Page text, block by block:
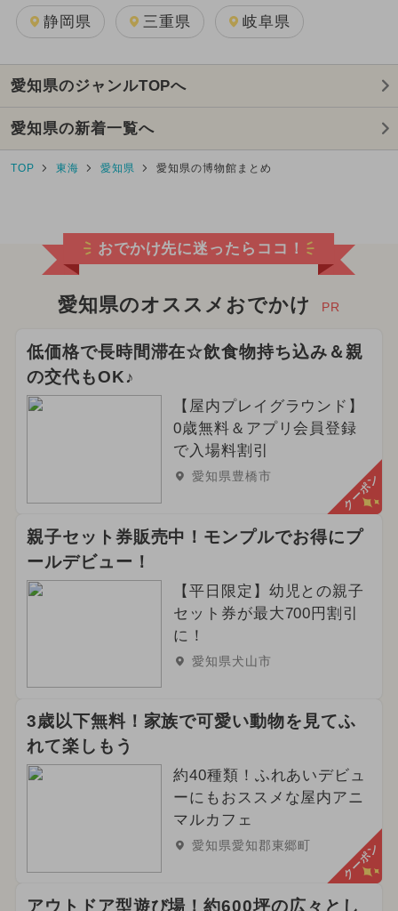
静岡県 三重県 岐阜県
愛知県のジャンルTOPへ
愛知県の新着一覧へ
TOP 東海 愛知県 愛知県の博物館まとめ
おでかけ先に迷ったらココ！
愛知県のオススメおでかけ PR
低価格で長時間滞在☆飲食物持ち込み＆親
の交代もOK♪
【屋内プレイグラウンド】
0歳無料＆アプリ会員登録
で入場料割引
愛知県豊橋市 クーポン
親子セット券販売中！モンプルでお得にプ
ールデビュー！
【平日限定】幼児との親子
セット券が最大700円割引
に！
愛知県犬山市
3歳以下無料！家族で可愛い動物を見てふ
れて楽しもう
約40種類！ふれあいデビュ
ーにもおススメな屋内アニ
マルカフェ
愛知県愛知郡東郷町 クーポン
アウトドア型遊び場！約600坪の広々とし